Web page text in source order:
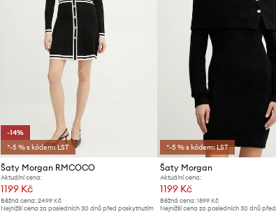
-14%
*-5 % s kódem: LST
Šaty Morgan RMCOCO
Aktuální cena:
1199 Kč
Běžná cena: 2499 Kč
Nejnižší cena za posledních 30 dnů před poskytnutím
*-5 % s kódem: LST
Šaty Morgan
Aktuální cena:
1199 Kč
Běžná cena: 1899 Kč
Nejnižší cena za posledních 30 dnů